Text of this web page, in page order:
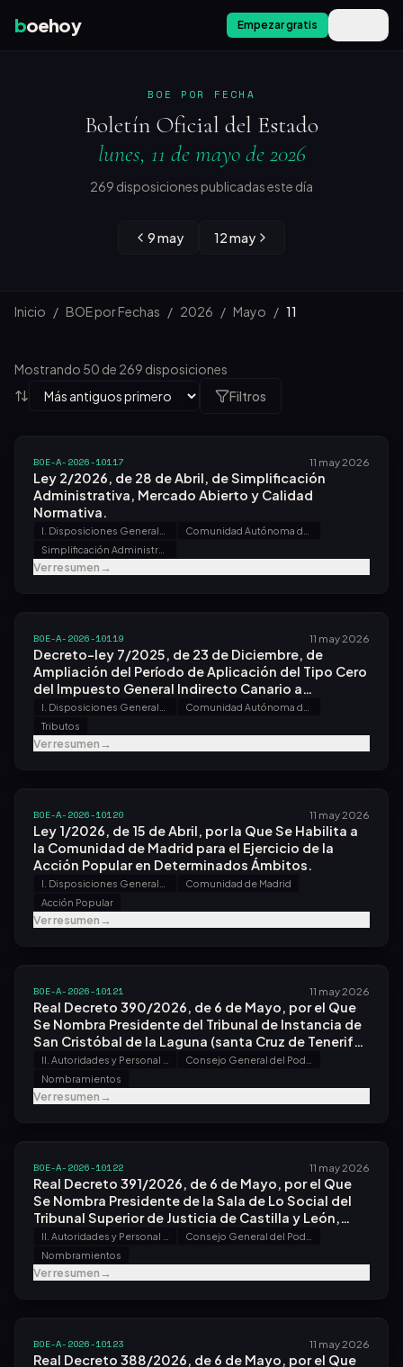
boehoy Empezar gratis
BOE POR FECHA
Boletín Oficial del Estado
lunes, 11 de mayo de 2026
269 disposiciones publicadas este día
9 may 12 may
Inicio / BOE por Fechas / 2026 / Mayo / 11
Mostrando 50 de 269 disposiciones
Filtros
BOE-A-2026-10117 11 may 2026
Ley 2/2026, de 28 de Abril, de Simplificación
Administrativa, Mercado Abierto y Calidad
Normativa.
Ver resumen→
BOE-A-2026-10119 11 may 2026
Decreto-ley 7/2025, de 23 de Diciembre, de
Ampliación del Período de Aplicación del Tipo Cero
del Impuesto General Indirecto Canario a
Determinadas Operaciones Relativas a la Erupción
Volcánica en la Isla de la Palma.
Tributos
Ver resumen→
BOE-A-2026-10120 11 may 2026
Ley 1/2026, de 15 de Abril, por la Que Se Habilita a
la Comunidad de Madrid para el Ejercicio de la
Acción Popular en Determinados Ámbitos.
Comunidad de Madrid
Acción Popular
Ver resumen→
BOE-A-2026-10121 11 may 2026
Real Decreto 390/2026, de 6 de Mayo, por el Que
Se Nombra Presidente del Tribunal de Instancia de
San Cristóbal de la Laguna (santa Cruz de Tenerife)
Al Magistrado Don César Romero Pamparacuatro.
Nombramientos
Ver resumen→
BOE-A-2026-10122 11 may 2026
Real Decreto 391/2026, de 6 de Mayo, por el Que
Se Nombra Presidente de la Sala de Lo Social del
Tribunal Superior de Justicia de Castilla y León,
Sede en Burgos, a Don Jesús Carlos Galán Parada.
Nombramientos
Ver resumen→
BOE-A-2026-10123 11 may 2026
Real Decreto 388/2026, de 6 de Mayo, por el Que